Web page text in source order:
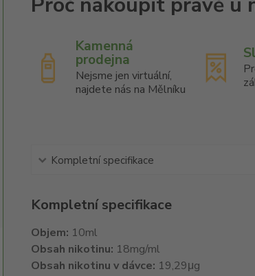
Kamenná
prodejna
Nejsme jen virtuální,
najdete nás na Mělníku
Kompletní specifikace
Kompletní specifikace
Objem: 10ml
Obsah nikotinu: 18mg/ml
Obsah nikotinu v dávce: 19,29μg